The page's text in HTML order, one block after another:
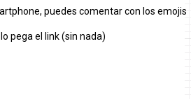
puedes comentar con los emojis
pega el link (sin nada)